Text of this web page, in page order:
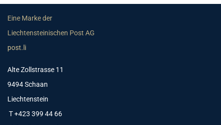
Eine Marke der
Liechtensteinischen Post AG
post.li
Alte Zollstrasse 11
9494 Schaan
Liechtenstein
T +423 399 44 66